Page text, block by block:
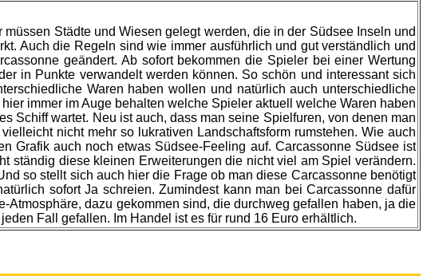
Städte und Wiesen gelegt werden, die in der Südsee Inseln und
Auch die Regeln sind wie immer ausführlich und gut verständlich und
geändert. Ab sofort bekommen die Spieler bei einer Wertung
in Punkte verwandelt werden können. So schön und interessant sich
Waren haben wollen und natürlich auch unterschiedliche
immer im Auge behalten welche Spieler aktuell welche Waren haben
Schiff wartet. Neu ist auch, dass man seine Spielfuren, von denen man
nicht mehr so lukrativen Landschaftsform rumstehen. Wie auch
Grafik auch noch etwas Südsee-Feeling auf. Carcassonne Südsee ist
ständig diese kleinen Erweiterungen die nicht viel am Spiel verändern.
so stellt sich auch hier die Frage ob man diese Carcassonne benötigt
sofort Ja schreien. Zumindest kann man bei Carcassonne dafür
Atmosphäre,dazu gekommen sind,die durchweg gefallen haben, ja die
Fall gefallen. Im Handel ist es für rund 16 Euro erhältlich.